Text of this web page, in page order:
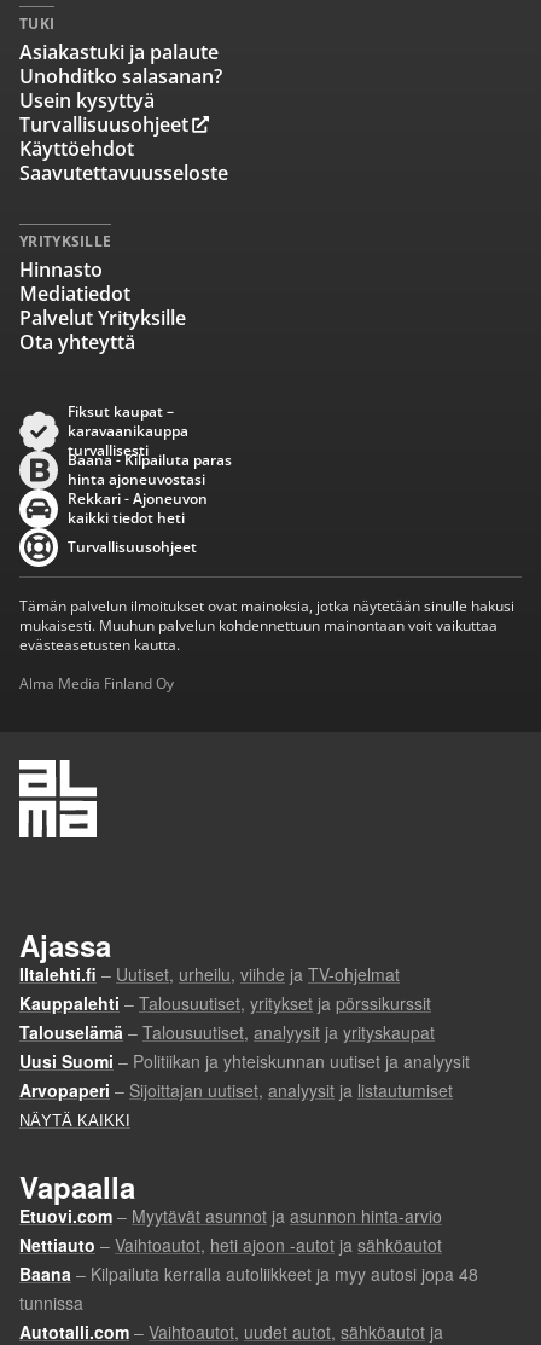
TUKI
Asiakastuki ja palaute
Unohditko salasanan?
Usein kysyttyä
Turvallisuusohjeet
Käyttöehdot
Saavutettavuusseloste
YRITYKSILLE
Hinnasto
Mediatiedot
Palvelut Yrityksille
Ota yhteyttä
Fiksut kaupat –
karavaanikauppa
turvallisesti
Baana - Kilpailuta paras
hinta ajoneuvostasi
Rekkari - Ajoneuvon
kaikki tiedot heti
Turvallisuusohjeet
Tämän palvelun ilmoitukset ovat mainoksia, jotka näytetään sinulle hakusi
mukaisesti. Muuhun palvelun kohdennettuun mainontaan voit vaikuttaa
evästeasetusten kautta.
Alma Media Finland Oy